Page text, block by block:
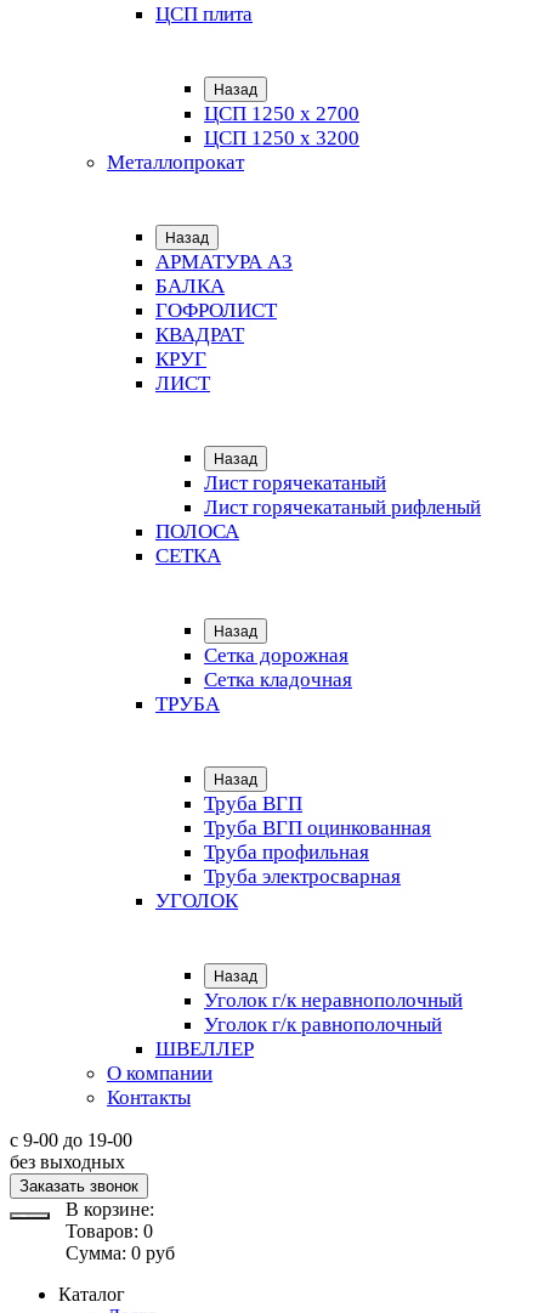
ЦСП плита
Назад
ЦСП 1250 х 2700
ЦСП 1250 х 3200
Металлопрокат
Назад
АРМАТУРА А3
БАЛКА
ГОФРОЛИСТ
КВАДРАТ
КРУГ
ЛИСТ
Назад
Лист горячекатаный
Лист горячекатаный рифленый
ПОЛОСА
СЕТКА
Назад
Сетка дорожная
Сетка кладочная
ТРУБА
Назад
Труба ВГП
Труба ВГП оцинкованная
Труба профильная
Труба электросварная
УГОЛОК
Назад
Уголок г/к неравнополочный
Уголок г/к равнополочный
ШВЕЛЛЕР
О компании
Контакты
с 9-00 до 19-00
без выходных
Заказать звонок
В корзине:
Товаров: 0
Сумма: 0 руб
Каталог